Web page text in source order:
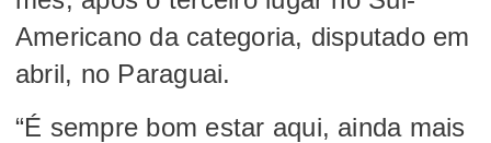
Americano da categoria, disputado em
abril, no Paraguai.
“É sempre bom estar aqui, ainda mais